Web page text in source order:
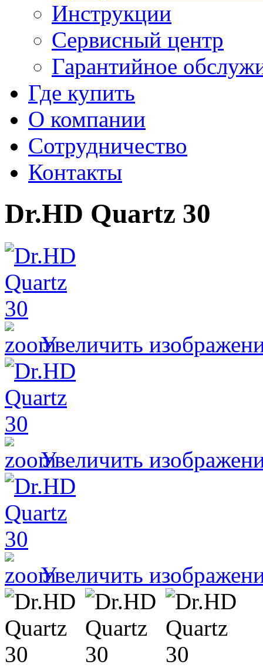
Инструкции
Сервисный центр
Гарантийное
Где купить
О компании
Сотрудничество
Контакты
Dr.HD Quartz 30
Увеличить
Увеличить
Увеличить